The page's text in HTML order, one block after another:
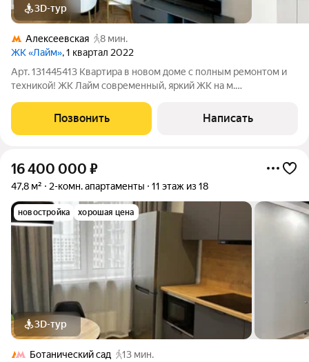
3D-тур
Алексеевская
8 мин.
ЖК «Лайм», 1 квартал 2022
Арт. 131445413 Квартира в новом доме с полным ремонтом и
техникой! ЖК Лайм современный, яркий ЖК на м.
архитектурой. До метро 7 минут спокойным шагом, до парка
Сокольники - 12 минут, до ВДНХ - 20-25
Позвонить Написать
16 400 000 ₽
47,8 м² 2-комн. апартаменты 11 этаж из 18
новостройка хорошая цена
3D-тур
Ботанический сад
13 мин.